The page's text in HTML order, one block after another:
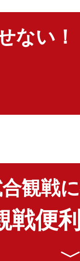
ない！
観戦
戦便